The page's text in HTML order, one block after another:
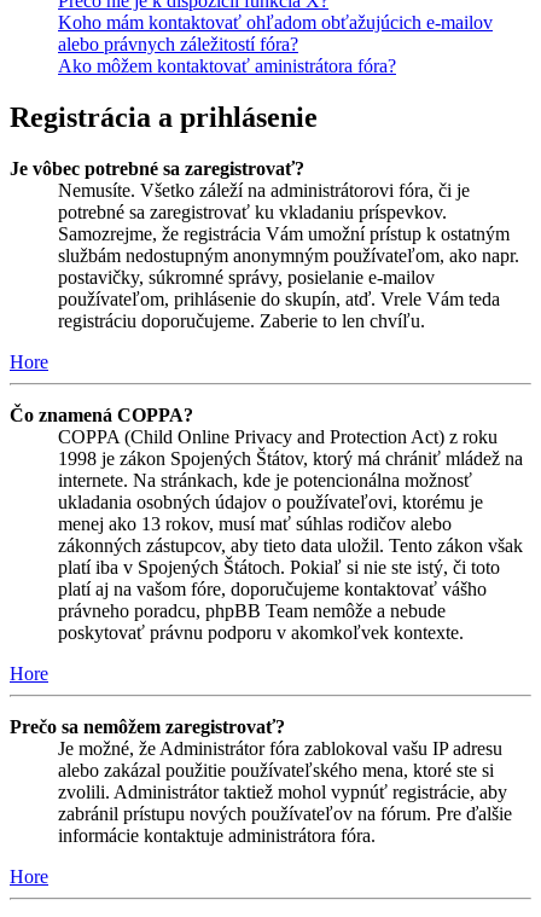
Koho mám kontaktovať ohľadom obťažujúcich e-mailov
alebo právnych záležitostí fóra?
Ako môžem kontaktovať aministrátora fóra?
Registrácia a prihlásenie
Je vôbec potrebné sa zaregistrovať?
Nemusíte. Všetko záleží na administrátorovi fóra, či je
potrebné sa zaregistrovať ku vkladaniu príspevkov.
Samozrejme, že registrácia Vám umožní prístup k ostatným
službám nedostupným anonymným používateľom, ako napr.
postavičky, súkromné správy, posielanie e-mailov
používateľom, prihlásenie do skupín, atď. Vrele Vám teda
registráciu doporučujeme. Zaberie to len chvíľu.
Hore
Čo znamená COPPA?
COPPA (Child Online Privacy and Protection Act) z roku
1998 je zákon Spojených Štátov, ktorý má chrániť mládež na
internete. Na stránkach, kde je potencionálna možnosť
ukladania osobných údajov o používateľovi, ktorému je
menej ako 13 rokov, musí mať súhlas rodičov alebo
zákonných zástupcov, aby tieto data uložil. Tento zákon však
platí iba v Spojených Štátoch. Pokiaľ si nie ste istý, či toto
platí aj na vašom fóre, doporučujeme kontaktovať vášho
právneho poradcu, phpBB Team nemôže a nebude
poskytovať právnu podporu v akomkoľvek kontexte.
Hore
Prečo sa nemôžem zaregistrovať?
Je možné, že Administrátor fóra zablokoval vašu IP adresu
alebo zakázal použitie používateľského mena, ktoré ste si
zvolili. Administrátor taktiež mohol vypnúť registrácie, aby
zabránil prístupu nových používateľov na fórum. Pre ďalšie
informácie kontaktuje administrátora fóra.
Hore